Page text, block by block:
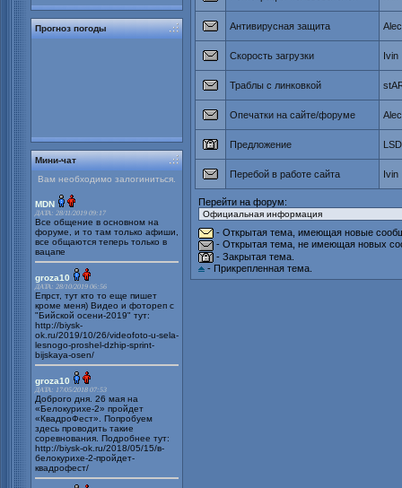
Прогноз погоды
Мини-чат
Вам необходимо залогиниться.
MDN
ДАТА: 28/11/2019 09:17
Все общение в основном на
форуме, и то там только афиши,
все общаются теперь только в
вацапе
groza10
ДАТА: 28/10/2019 06:56
Епрст, тут кто то еще пишет
кроме меня) Видео и фотореп с
"Бийской осени-2019" тут:
http://biysk-
ok.ru/2019/10/26/videofoto-u-sela-
lesnogo-proshel-dzhip-sprint-
bijskaya-osen/
groza10
ДАТА: 17/05/2018 07:53
Доброго дня. 26 мая на
«Белокурихе-2» пройдет
«КвадроФест». Попробуем
здесь проводить такие
соревнования. Подробнее тут:
http://biysk-ok.ru/2018/05/15/в-
белокурихе-2-пройдет-
квадрофест/
Антивирусная защита
Скорость загрузки Ivin
Траблы с линковкой
Опечатки на сайте/форуме
Предложение LSD
Перебой в работе сайта Ivin
Перейти на форум:
- Открытая тема, имеющая новые
- Открытая тема, не имеющая новых
- Закрытая тема.
- Прикрепленная тема.